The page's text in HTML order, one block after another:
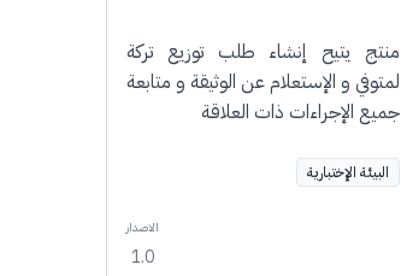
منتج يتيح إنشاء طلب توزيع تركة
لمتوفي و الإستعلام عن الوثيقة و متابعة
جميع الإجراءات ذات العلاقة
البيئة الإختبارية
الاصدار
1.0